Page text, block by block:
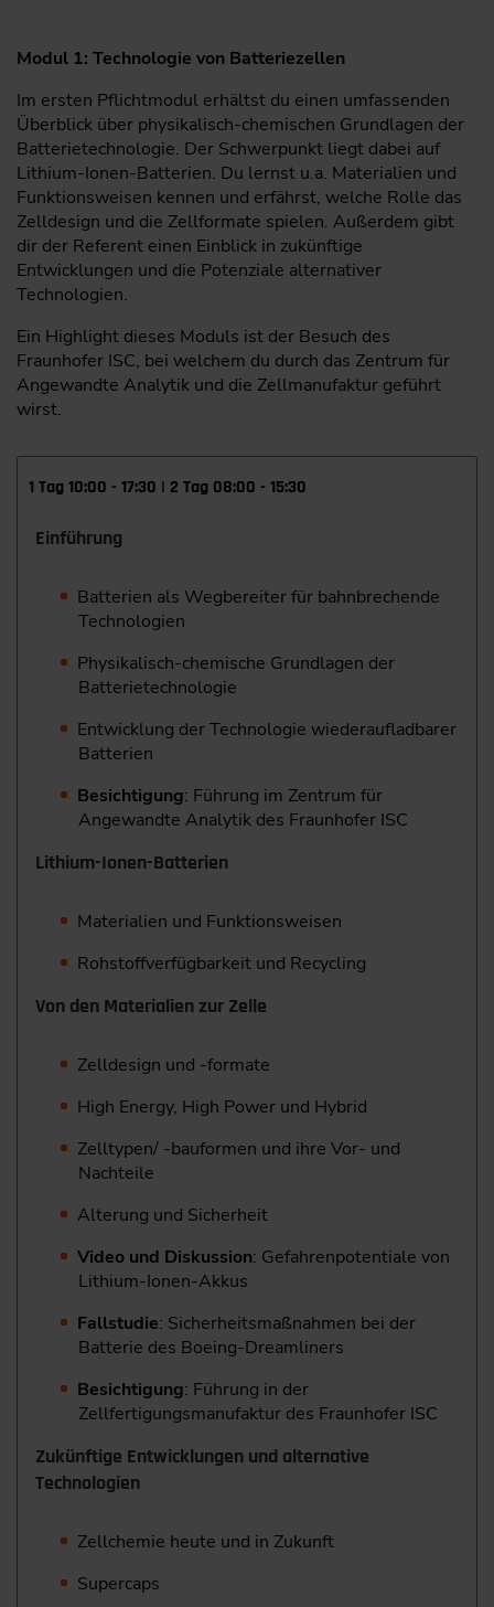
Modul 1: Technologie von Batteriezellen
Im ersten Pflichtmodul erhältst du einen umfassenden
Überblick über physikalisch-chemischen Grundlagen der
Batterietechnologie. Der Schwerpunkt liegt dabei auf
Lithium-Ionen-Batterien. Du lernst u.a. Materialien und
Funktionsweisen kennen und erfährst, welche Rolle das
Zelldesign und die Zellformate spielen. Außerdem gibt
dir der Referent einen Einblick in zukünftige
Entwicklungen und die Potenziale alternativer
Technologien.
Ein Highlight dieses Moduls ist der Besuch des
Fraunhofer ISC, bei welchem du durch das Zentrum für
Angewandte Analytik und die Zellmanufaktur geführt
wirst.
1 Tag 10:00 - 17:30 | 2 Tag 08:00 - 15:30
Einführung
Batterien als Wegbereiter für bahnbrechende
Technologien
Physikalisch-chemische Grundlagen der
Batterietechnologie
Entwicklung der Technologie wiederaufladbarer
Batterien
Besichtigung: Führung im Zentrum für
Angewandte Analytik des Fraunhofer ISC
Lithium-Ionen-Batterien
Materialien und Funktionsweisen
Rohstoffverfügbarkeit und Recycling
Von den Materialien zur Zelle
Zelldesign und -formate
High Energy, High Power und Hybrid
Zelltypen/ -bauformen und ihre Vor- und
Nachteile
Alterung und Sicherheit
Video und Diskussion: Gefahrenpotentiale von
Lithium-Ionen-Akkus
Fallstudie: Sicherheitsmaßnahmen bei der
Batterie des Boeing-Dreamliners
Besichtigung: Führung in der
Zellfertigungsmanufaktur des Fraunhofer ISC
Zukünftige Entwicklungen und alternative
Technologien
Zellchemie heute und in Zukunft
Supercaps